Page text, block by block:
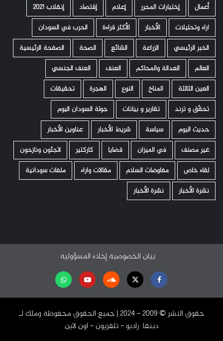
أعمال
إختيارات المحرر إعلام إقتصاد
إنقلاب 2021
اراء وتحليلات
الأخبار الأكثر قراءة
الحرب في السودان
الخبر الرئيسي
الزراعة الشائع الصحة
الصفحة الرئيسية
العالم
العدالة والمحاكم العنف
العنف الجنسي
العين الثالثة
المناخ النوع الهجرة
تحقيقات
تحقّق و ترند
تقارير و بيانات
جولة السودان اليوم
حديث اليوم
سياسة شريط الأخبار
عناوين الأخبار
غير مصنف
في الميزان قضايا كاركتير
لاجئون ونازحون
لقاء خاص
مفاوضات السلام مقالات واراء
ملفات سودانية
نشرة الأخبار
نشرة الأخبار
بيان الخصوصية إخلاء المسؤولية
Facebook
Twitter
Soundcloud
Youtubeتابعنا
واتساب
حقوق النشر ©️ 2009 - 2024 | جميع الحقوق محفوظة وملك لـ
دبنقا: راديو - تلفزيون - اون لاين